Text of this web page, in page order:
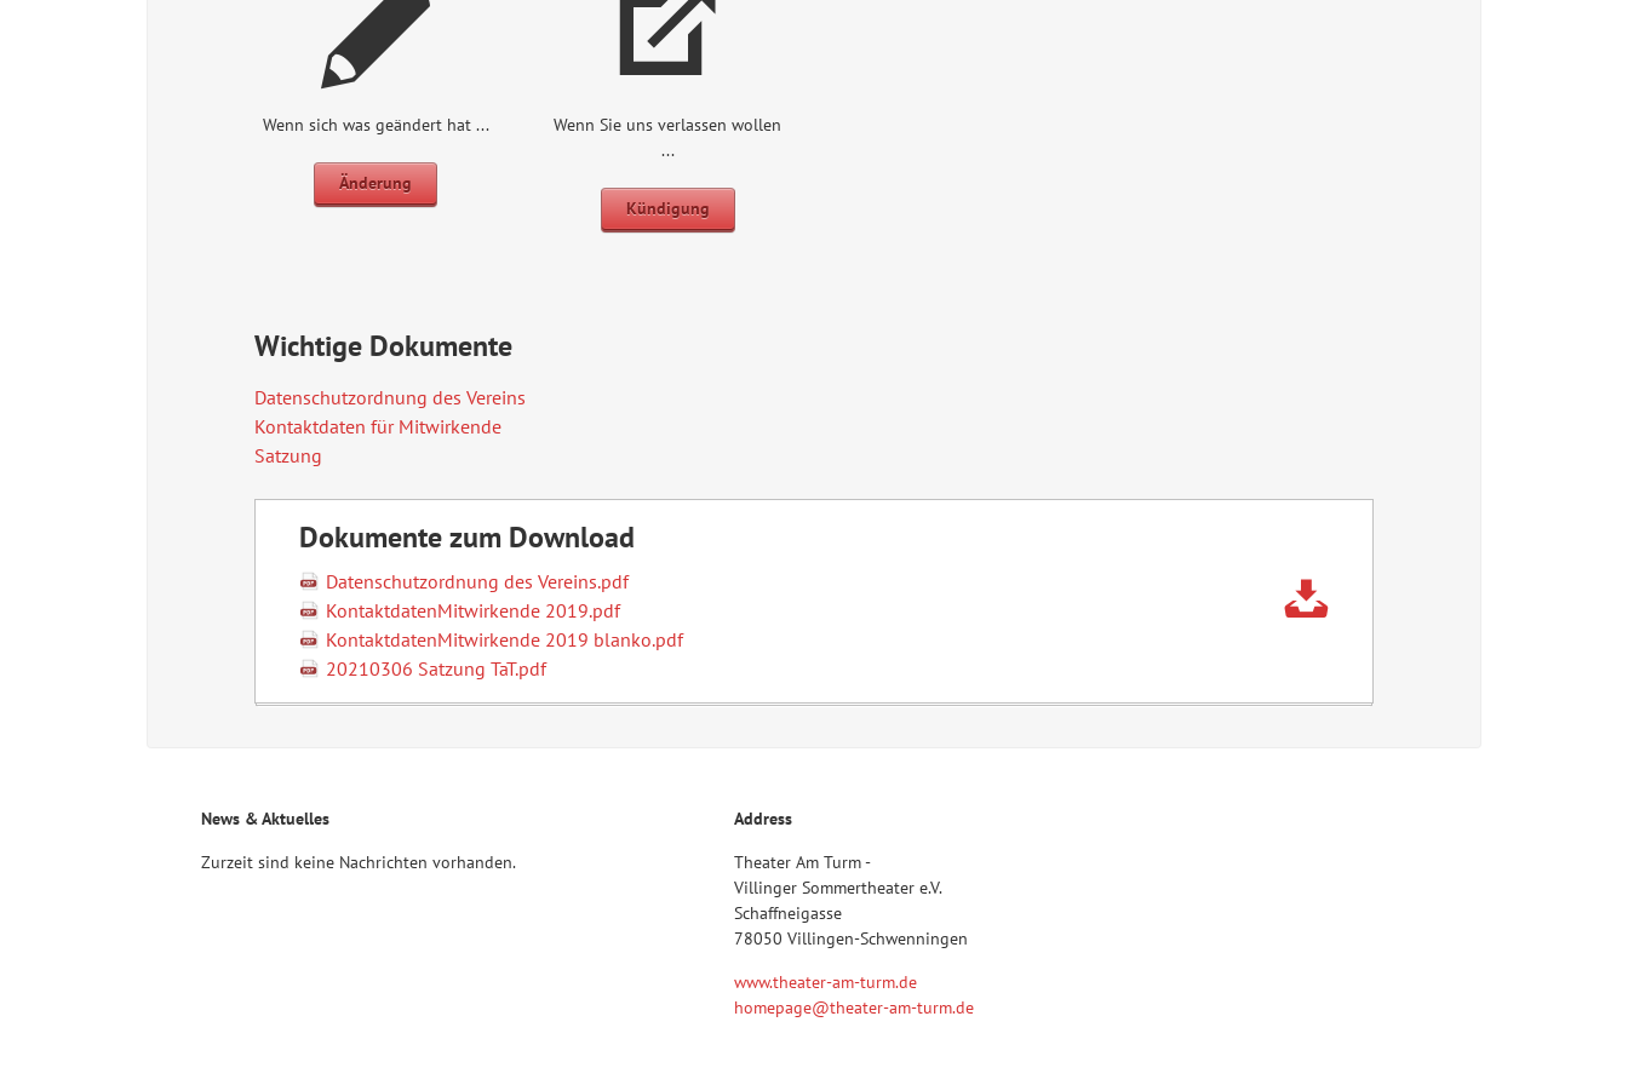
Wenn sich was geändert hat ...
Änderung
Wenn Sie uns verlassen wollen
...
Kündigung
Wichtige Dokumente
Datenschutzordnung des Vereins
Kontaktdaten für Mitwirkende
Satzung
Dokumente zum Download
Datenschutzordnung des Vereins.pdf
KontaktdatenMitwirkende 2019.pdf
KontaktdatenMitwirkende 2019 blanko.pdf
20210306 Satzung TaT.pdf
News & Aktuelles
Zurzeit sind keine Nachrichten vorhanden.
Address
Theater Am Turm -
Villinger Sommertheater e.V.
Schaffneigasse
78050 Villingen-Schwenningen
www.theater-am-turm.de
homepage@theater-am-turm.de